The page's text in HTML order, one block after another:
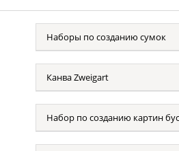
Наборы по созданию сумок
Канва Zweigart
Набор по созданию картин